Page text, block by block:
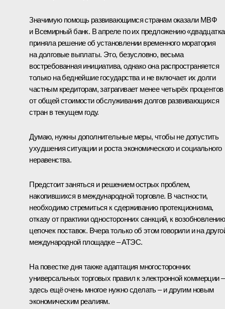
Значимую помощь развивающимся странам оказали МВФ
и Всемирный банк. В апреле по их предложению
приняла решение об установлении временного моратория
на долговые выплаты. Это, безусловно, весьма
востребованная инициатива, однако она распространяется
только на беднейшие государства и не включает их долги
частным кредиторам, затрагивает менее четырёх процентов
от общей стоимости обслуживания долгов развивающихся
стран в текущем году.
Думаю, нужны дополнительные меры, чтобы не допустить
ухудшения ситуации и роста экономического и социального
неравенства.
Предстоит заняться и решением острых проблем,
накопившихся в международной торговле. В частности,
необходимо стремиться к сдерживанию протекционизма,
отказу от практики односторонних санкций, к возобновлению
цепочек поставок. Вчера только об этом говорилии на
международной площадке –АТЭС.
На повестке дня также адаптация многосторонних
универсальных торговых правил к электронной коммерции –
здесь ещё очень многое нужно сделать – и другим новым
экономическим реалиям.